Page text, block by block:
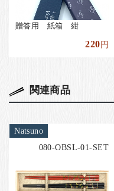
贈答用 紙箱 紺
220円
関連商品
Natsuno
080-OBSL-01-SET